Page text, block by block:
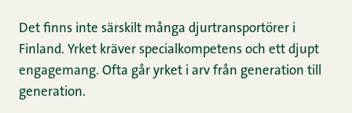
Det finns inte särskilt många djurtransportörer i
Finland. Yrket kräver specialkompetens och ett djupt
engagemang. Ofta går yrket i arv från generation till
generation.